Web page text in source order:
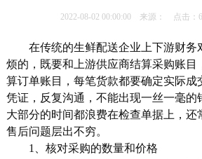
2022-08-02 00:00:00 来源： 点击
在传统的生鲜配送企业上下游财务
烦的，既要和上游供应商结算采购账目
算订单账目，每笔货款都要确定实际成
凭证，反复沟通，不能出现一丝一毫的
大部分的时间都浪费在检查单据上，还
售后问题层出不穷。
1、核对采购的数量和价格